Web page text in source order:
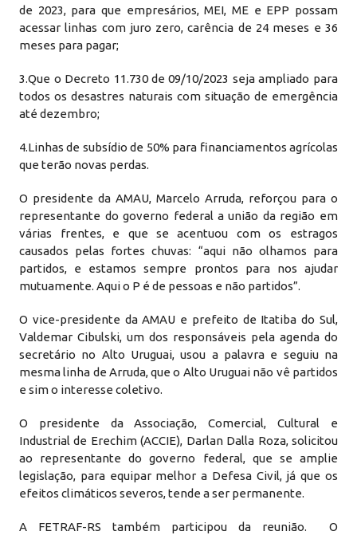
de 2023, para que empresários, MEI, ME e EPP possam
acessar linhas com juro zero, carência de 24 meses e 36
meses para pagar;
3.Que o Decreto 11.730 de 09/10/2023 seja ampliado para
todos os desastres naturais com situação de emergência
até dezembro;
4.Linhas de subsídio de 50% para financiamentos agrícolas
que terão novas perdas.
O presidente da AMAU, Marcelo Arruda, reforçou para o
representante do governo federal a união da região em
várias frentes, e que se acentuou com os estragos
causados pelas fortes chuvas: “aqui não olhamos para
partidos, e estamos sempre prontos para nos ajudar
mutuamente. Aqui o P é de pessoas e não partidos”.
O vice-presidente da AMAU e prefeito de Itatiba do Sul,
Valdemar Cibulski, um dos responsáveis pela agenda do
secretário no Alto Uruguai, usou a palavra e seguiu na
mesma linha de Arruda, que o Alto Uruguai não vê partidos
e sim o interesse coletivo.
O presidente da Associação, Comercial, Cultural e
Industrial de Erechim (ACCIE), Darlan Dalla Roza, solicitou
ao representante do governo federal, que se amplie
legislação, para equipar melhor a Defesa Civil, já que os
efeitos climáticos severos, tende a ser permanente.
A FETRAF-RS também participou da reunião. O